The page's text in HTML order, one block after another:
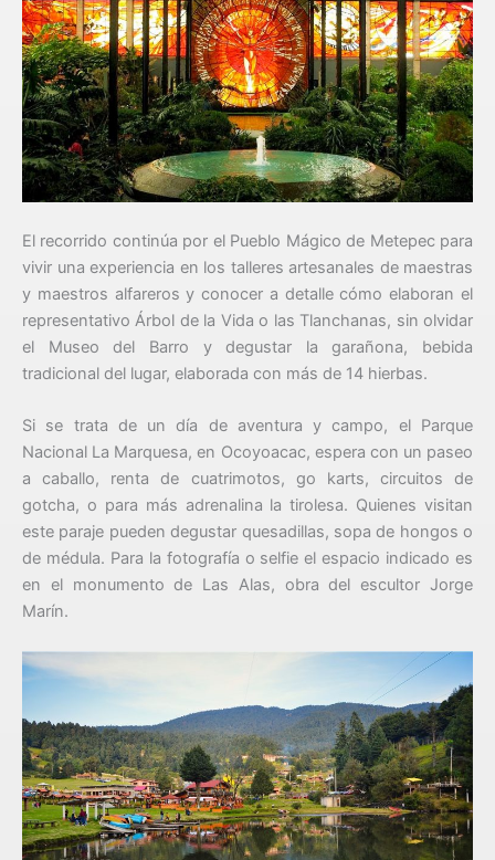
El recorrido continúa por el Pueblo Mágico de Metepec para
vivir una experiencia en los talleres artesanales de maestras
y maestros alfareros y conocer a detalle cómo elaboran el
representativo Árbol de la Vida o las Tlanchanas, sin olvidar
el Museo del Barro y degustar la garañona, bebida
tradicional del lugar, elaborada con más de 14 hierbas.
Si se trata de un día de aventura y campo, el Parque
Nacional La Marquesa, en Ocoyoacac, espera con un paseo
a caballo, renta de cuatrimotos, go karts, circuitos de
gotcha, o para más adrenalina la tirolesa. Quienes visitan
este paraje pueden degustar quesadillas, sopa de hongos o
de médula. Para la fotografía o selfie el espacio indicado es
en el monumento de Las Alas, obra del escultor Jorge
Marín.